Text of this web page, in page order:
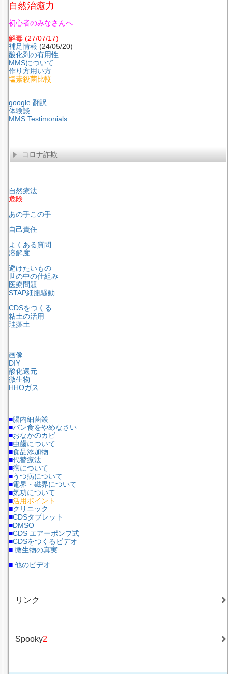
自然治癒力
初心者のみなさんへ
解毒 (27/07/17)
補足情報 (24/05/20)
酸化剤の有用性
MMSについて
作り方用い方
塩素殺菌比較
google 翻訳
体験談
MMS Testimonials
コロナ詐欺
自然療法
危険
あの手この手
自己責任
よくある質問
溶解度
避けたいもの
世の中の仕組み
医療問題
STAP細胞騒動
CDSをつくる
粘土の活用
珪藻土
画像
DIY
酸化還元
微生物
HHOガス
■腸内細菌叢
■パン食をやめなさい
■おなかのカビ
■虫歯について
■食品添加物
■代替療法
■癌について
■うつ病について
■電界・磁界について
■気功について
■活用ポイント
■クリニック
■CDSタブレット
■DMSO
■CDS エアーポンプ式
■CDSをつくるビデオ
■ 微生物の真実
■ 他のビデオ
リンク
Spooky2